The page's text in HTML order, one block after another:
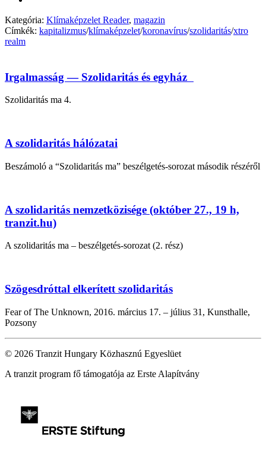
Kategória: Klímaképzelet Reader, magazin
Címkék: kapitalizmus/klímaképzelet/koronavírus/szolidaritás/xtro
realm
Irgalmasság — Szolidaritás és egyház
Szolidaritás ma 4.
A szolidaritás hálózatai
Beszámoló a “Szolidaritás ma” beszélgetés-sorozat második részéről
A szolidaritás nemzetközisége (október 27., 19 h,
tranzit.hu)
A szolidaritás ma – beszélgetés-sorozat (2. rész)
Szögesdróttal elkerített szolidaritás
Fear of The Unknown, 2016. március 17. – július 31, Kunsthalle,
Pozsony
© 2026 Tranzit Hungary Közhasznú Egyeslüet
A tranzit program fő támogatója az Erste Alapítvány